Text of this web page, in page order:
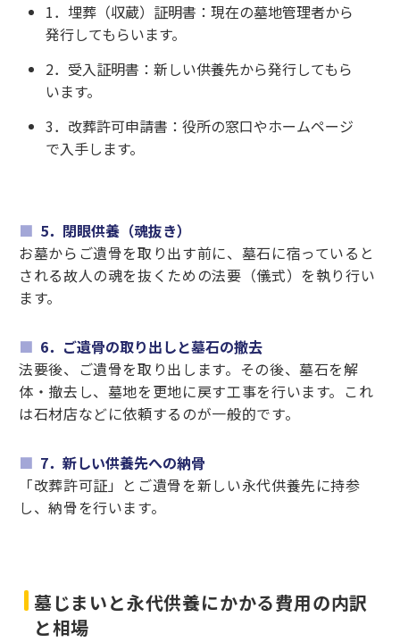
1．埋葬（収蔵）証明書：現在の墓地管理者から
発行してもらいます。
2．受入証明書：新しい供養先から発行してもら
います。
3．改葬許可申請書：役所の窓口やホームページ
で入手します。
5．閉眼供養（魂抜き）
お墓からご遺骨を取り出す前に、墓石に宿っていると
される故人の魂を抜くための法要（儀式）を執り行い
ます。
6．ご遺骨の取り出しと墓石の撤去
法要後、ご遺骨を取り出します。その後、墓石を解
体・撤去し、墓地を更地に戻す工事を行います。これ
は石材店などに依頼するのが一般的です。
7．新しい供養先への納骨
「改葬許可証」とご遺骨を新しい永代供養先に持参
し、納骨を行います。
墓じまいと永代供養にかかる費用の内訳
と相場